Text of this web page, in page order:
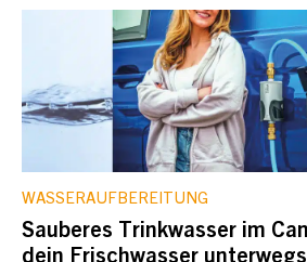
WASSERAUFBEREITUNG
Sauberes Trinkwasser im